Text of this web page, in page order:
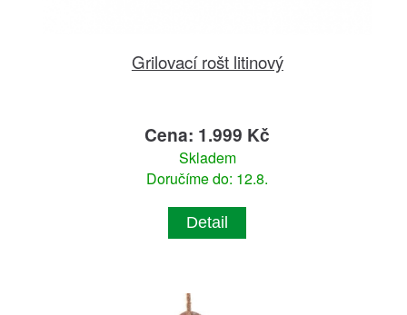
Grilovací rošt litinový
Cena: 1.999 Kč
Skladem
Doručíme do: 12.8.
Detail